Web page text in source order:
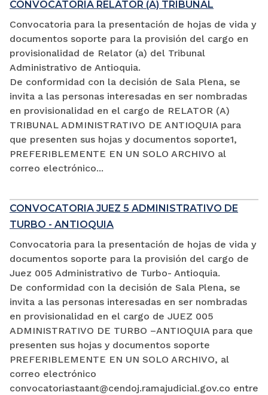
CONVOCATORIA RELATOR (A) TRIBUNAL
Convocatoria para la presentación de hojas de vida y
documentos soporte para la provisión del cargo en
provisionalidad de Relator (a) del Tribunal
Administrativo de Antioquia.
De conformidad con la decisión de Sala Plena, se
invita a las personas interesadas en ser nombradas
en provisionalidad en el cargo de RELATOR (A)
TRIBUNAL ADMINISTRATIVO DE ANTIOQUIA para
que presenten sus hojas y documentos soporte1,
PREFERIBLEMENTE EN UN SOLO ARCHIVO al
correo electrónico...
CONVOCATORIA JUEZ 5 ADMINISTRATIVO DE
TURBO - ANTIOQUIA
Convocatoria para la presentación de hojas de vida y
documentos soporte para la provisión del cargo de
Juez 005 Administrativo de Turbo- Antioquia.
De conformidad con la decisión de Sala Plena, se
invita a las personas interesadas en ser nombradas
en provisionalidad en el cargo de JUEZ 005
ADMINISTRATIVO DE TURBO –ANTIOQUIA para que
presenten sus hojas y documentos soporte
PREFERIBLEMENTE EN UN SOLO ARCHIVO, al
correo electrónico
convocatoriastaant@cendoj.ramajudicial.gov.co entre